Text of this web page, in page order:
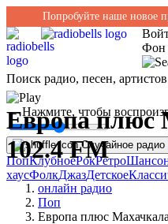
Попробуйте наше новое
Фон
Поиск радио, песен, артистов
← Нажмите, чтобы
Случайное радио
ПопКлубноеРокРетро
хаусФолкДжазДетское
Европа плюс
102.4 FM
онлайн радио
Поп
Европа плюс